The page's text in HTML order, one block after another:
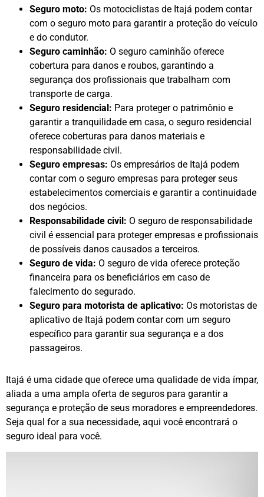
Seguro moto: Os motociclistas de Itajá podem contar
com o seguro moto para garantir a proteção do veículo
e do condutor.
Seguro caminhão: O seguro caminhão oferece
cobertura para danos e roubos, garantindo a
segurança dos profissionais que trabalham com
transporte de carga.
Seguro residencial: Para proteger o patrimônio e
garantir a tranquilidade em casa, o seguro residencial
oferece coberturas para danos materiais e
responsabilidade civil.
Seguro empresas: Os empresários de Itajá podem
contar com o seguro empresas para proteger seus
estabelecimentos comerciais e garantir a continuidade
dos negócios.
Responsabilidade civil: O seguro de responsabilidade
civil é essencial para proteger empresas e profissionais
de possíveis danos causados a terceiros.
Seguro de vida: O seguro de vida oferece proteção
financeira para os beneficiários em caso de
falecimento do segurado.
Seguro para motorista de aplicativo: Os motoristas de
aplicativo de Itajá podem contar com um seguro
específico para garantir sua segurança e a dos
passageiros.
Itajá é uma cidade que oferece uma qualidade de vida ímpar,
aliada a uma ampla oferta de seguros para garantir a
segurança e proteção de seus moradores e empreendedores.
Seja qual for a sua necessidade, aqui você encontrará o
seguro ideal para você.